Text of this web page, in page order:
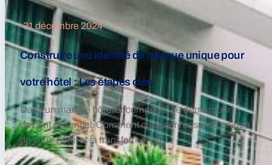
31 décembre 2024
Construire une identité de marque unique pour
votre hôtel : Les étapes clés.
Dans un marché hôtelier compétitif, se démarquer
devient essentiel. Comment capturer l'essence unique
de votre hôtel et la transformer en...